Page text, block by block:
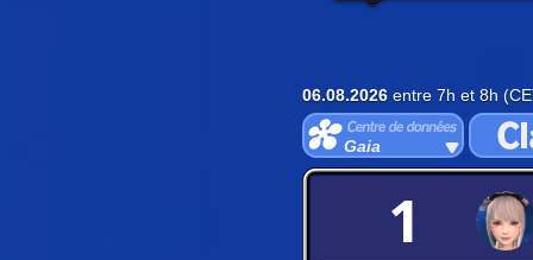
06.08.2026 entre 7h et 8h
Gaia
1